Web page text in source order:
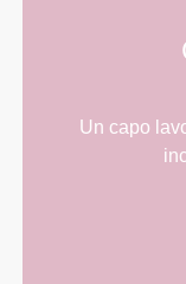
Un capo